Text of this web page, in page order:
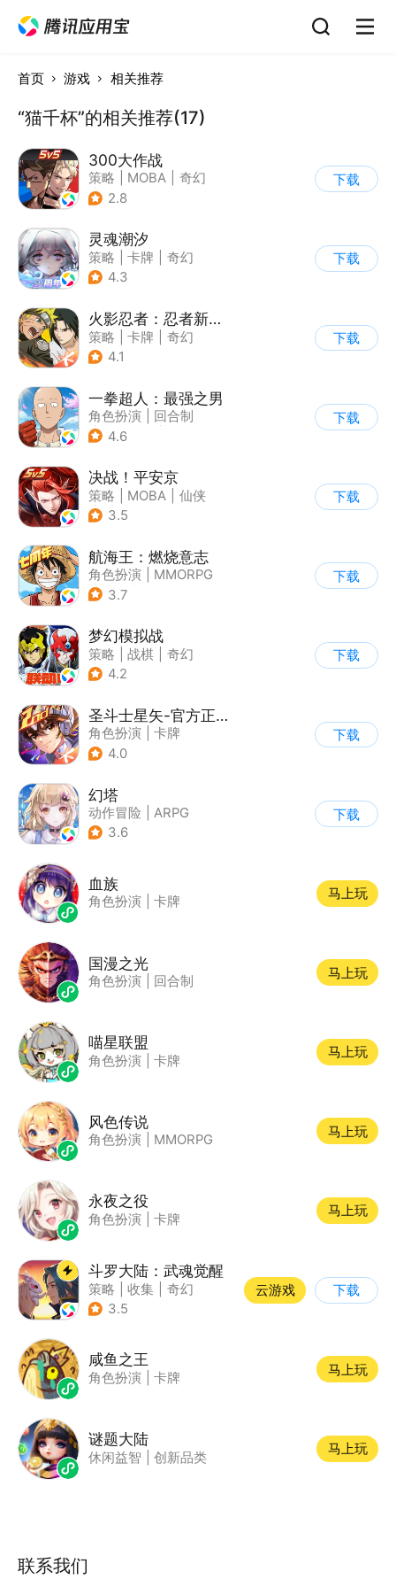
首页 游戏 相关推荐
“猫千杯”的相关推荐(17)
300大作战
策略 MOBA
奇幻
| 5v5
2.8
下载
灵魂潮汐
策略 卡牌
奇幻
| 美少女
4.3
下载
火影忍者：忍者新世代
策略 卡牌
奇幻
| 火影
4.1
下载
一拳超人：最强之男
角色扮演
回合制
| 动漫改编
4.6
下载
决战！平安京
策略 MOBA
仙侠
| 阴阳师
3.5
下载
航海王：燃烧意志
角色扮演
MMORPG
| 奇幻
3.7
下载
梦幻模拟战
策略 战棋
奇幻
| 二次元
4.2
下载
圣斗士星矢-官方正版(腾讯)
角色扮演
卡牌
| 动漫改编
4.0
下载
幻塔
动作冒险
ARPG
| 奇幻
3.6
下载
血族
角色扮演 卡牌
马上玩
国漫之光
角色扮演 回合制
马上玩
喵星联盟
角色扮演 卡牌
马上玩
风色传说
角色扮演 MMORPG
马上玩
永夜之役
角色扮演 卡牌
马上玩
斗罗大陆：武魂觉醒
策略 收集
奇幻
| 斗罗大陆
3.5
云游戏 下载
咸鱼之王
角色扮演 卡牌
马上玩
谜题大陆
休闲益智 创新品类
马上玩
联系我们